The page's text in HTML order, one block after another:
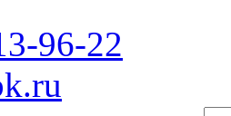
96-22